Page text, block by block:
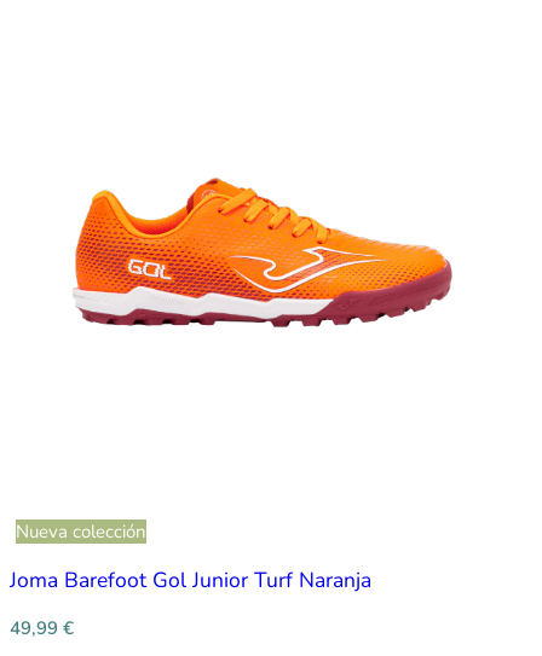
Nueva colección
Joma Barefoot Gol Junior Turf Naranja
49,99 €